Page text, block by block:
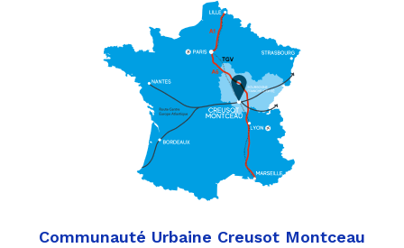
Communauté Urbaine Creusot Montceau